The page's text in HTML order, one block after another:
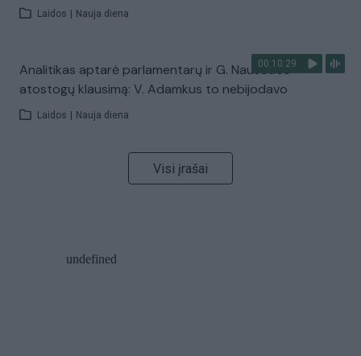
Laidos Nauja diena
00:10:29
Analitikas aptarė parlamentarų ir G. Nausėdos
atostogų klausimą: V. Adamkus to nebijodavo
Laidos Nauja diena
Visi įrašai